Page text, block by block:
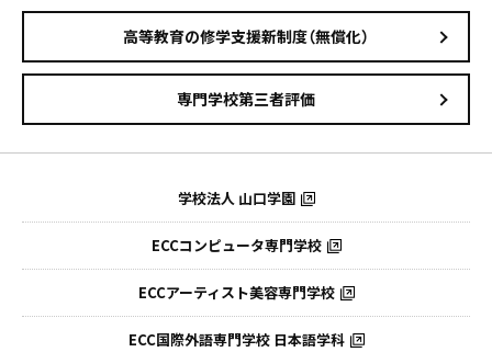
高等教育の修学支援新制度（無償化）
専門学校第三者評価
学校法人 山口学園
ECCコンピュータ専門学校
ECCアーティスト美容専門学校
ECC国際外語専門学校 日本語学科